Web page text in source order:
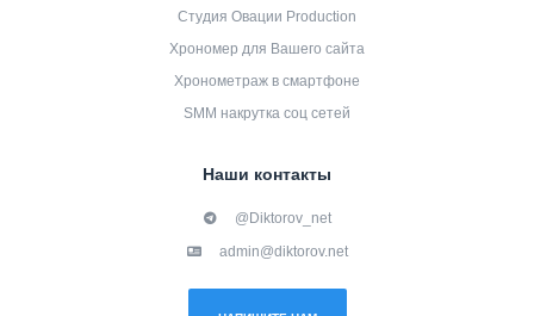
Студия Овации Production
Хрономер для Вашего сайта
Хронометраж в смартфоне
SMM накрутка соц сетей
Наши контакты
@Diktorov_net
admin@diktorov.net